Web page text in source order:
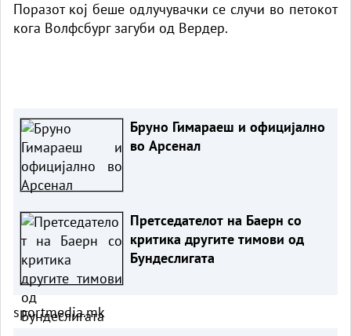
Поразот кој беше одлучувачки се случи во петокот
кога Волфсбург загуби од Вердер.
Бруно Гимараеш и официјално
во Арсенал
Претседателот на Баерн со
критика другите тимови од
Бундеслигата
sportmedia.mk